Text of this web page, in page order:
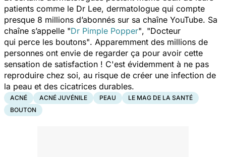
patients comme le Dr Lee, dermatologue qui compte
presque 8 millions d’abonnés sur sa chaîne YouTube. Sa
chaîne s’appelle "Dr Pimple Popper", "Docteur
qui perce les boutons". Apparemment des millions de
personnes ont envie de regarder ça pour avoir cette
sensation de satisfaction ! C'est évidemment à ne pas
reproduire chez soi, au risque de créer une infection de
la peau et des cicatrices durables.
ACNÉ ACNÉ JUVÉNILE PEAU
LE MAG DE LA SANTÉ
BOUTON